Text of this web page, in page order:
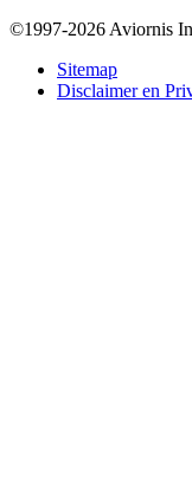
Bottom
©1997-2026 Aviornis
Sitemap
Disclaimer en